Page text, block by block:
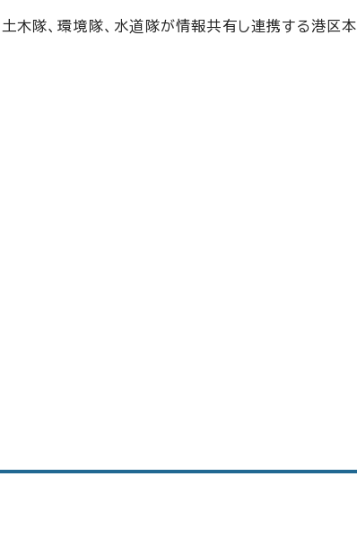
木隊、環境隊、水道隊が情報共有し連携する港区本